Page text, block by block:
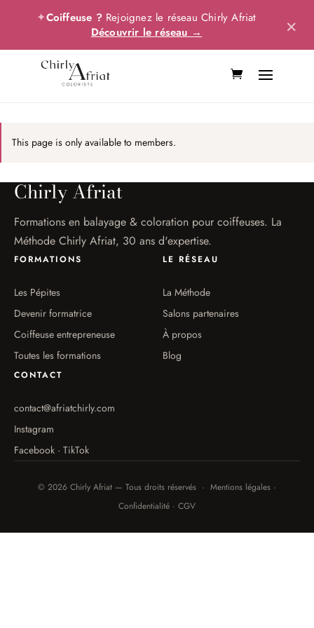
✦Coiffeuse ?Rejoignez le réseau Chirly Afriat
Découvrir le réseau →
×
This page is only available to members.
Chirly Afriat
Formations en balayage & coloration pour coiffeuses. La
Méthode Chirly Afriat, 30 ans d'expertise.
FORMATIONS
Les Pépites
Devenir formatrice
Coiffeuse entrepreneuse
Toutes les formations
LE RÉSEAU
La Méthode
Salons partenaires
À propos
Blog
CONTACT
contact@afriatchirly.com
Instagram
Facebook · TikTok
© 2026 Chirly Afriat — Tous droits réservés · Mentions légales ·
Confidentialité · CGV